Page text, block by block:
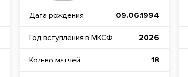
Дата рождения 09.06.1994
Год вступления в МКСФ 2026
Кол-во матчей 18